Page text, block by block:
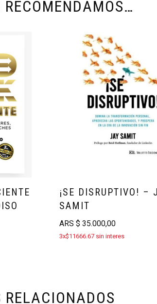
¡SE DISRUPTIVO! –
SAMIT
ARS $ 35.000,00
3x$11666.67 sin interes
RELACIONADOS